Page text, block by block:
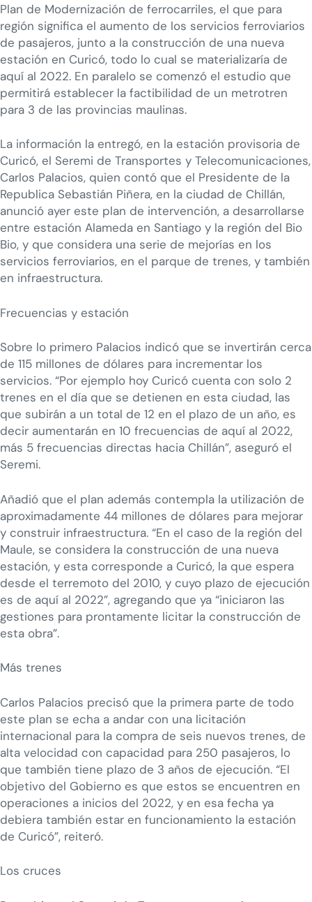
Plan de Modernización de ferrocarriles, el que para
región significa el aumento de los servicios ferroviarios
de pasajeros, junto a la construcción de una nueva
estación en Curicó, todo lo cual se materializaría de
aquí al 2022. En paralelo se comenzó el estudio que
permitirá establecer la factibilidad de un metrotren
para 3 de las provincias maulinas.
La información la entregó, en la estación provisoria de
Curicó, el Seremi de Transportes y Telecomunicaciones,
Carlos Palacios, quien contó que el Presidente de la
Republica Sebastián Piñera, en la ciudad de Chillán,
anunció ayer este plan de intervención, a desarrollarse
entre estación Alameda en Santiago y la región del Bio
Bio, y que considera una serie de mejorías en los
servicios ferroviarios, en el parque de trenes, y también
en infraestructura.
Frecuencias y estación
Sobre lo primero Palacios indicó que se invertirán cerca
de 115 millones de dólares para incrementar los
servicios. “Por ejemplo hoy Curicó cuenta con solo 2
trenes en el día que se detienen en esta ciudad, las
que subirán a un total de 12 en el plazo de un año, es
decir aumentarán en 10 frecuencias de aquí al 2022,
más 5 frecuencias directas hacia Chillán”, aseguró el
Seremi.
Añadió que el plan además contempla la utilización de
aproximadamente 44 millones de dólares para mejorar
y construir infraestructura. “En el caso de la región del
Maule, se considera la construcción de una nueva
estación, y esta corresponde a Curicó, la que espera
desde el terremoto del 2010, y cuyo plazo de ejecución
es de aquí al 2022”, agregando que ya “iniciaron las
gestiones para prontamente licitar la construcción de
esta obra”.
Más trenes
Carlos Palacios precisó que la primera parte de todo
este plan se echa a andar con una licitación
internacional para la compra de seis nuevos trenes, de
alta velocidad con capacidad para 250 pasajeros, lo
que también tiene plazo de 3 años de ejecución. “El
objetivo del Gobierno es que estos se encuentren en
operaciones a inicios del 2022, y en esa fecha ya
debiera también estar en funcionamiento la estación
de Curicó”, reiteró.
Los cruces